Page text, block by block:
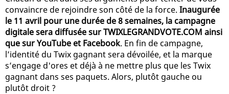
convaincre de rejoindre son côté de la force. Inaugurée
le 11 avril pour une durée de 8 semaines, la campagne
digitale sera diffusée sur TWIXLEGRANDVOTE.COM ainsi
que sur YouTube et Facebook. En fin de campagne,
l’identité du Twix gagnant sera dévoilée, et la marque
s’engage d'ores et déjà à ne mettre plus que les Twix
gagnant dans ses paquets. Alors, plutôt gauche ou
plutôt droit ?